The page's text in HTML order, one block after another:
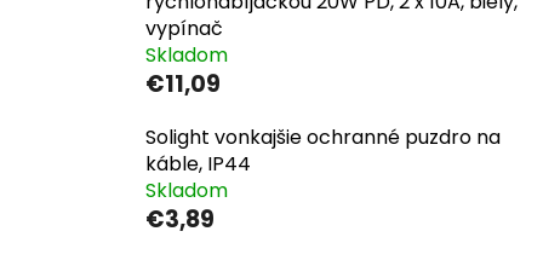
vypínač
Skladom
€11,09
Solight vonkajšie ochranné puzdro na
káble, IP44
Skladom
€3,89